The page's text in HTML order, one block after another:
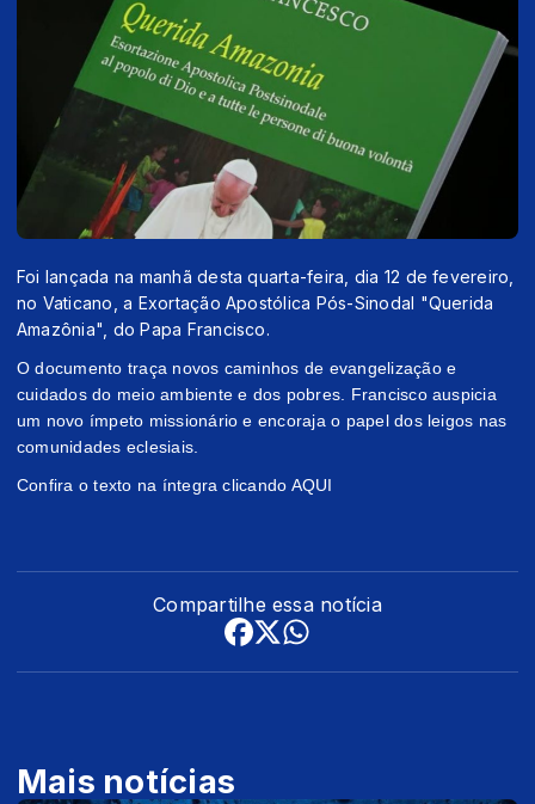
Foi lançada na manhã desta quarta-feira, dia 12 de fevereiro,
no Vaticano, a Exortação Apostólica Pós-Sinodal "Querida
Amazônia", do Papa Francisco.
O documento traça novos caminhos de evangelização e
cuidados do meio ambiente e dos pobres. Francisco auspicia
um novo ímpeto missionário e encoraja o papel dos leigos nas
comunidades eclesiais.
Confira o texto na íntegra clicando AQUI
Compartilhe essa notícia
Mais notícias